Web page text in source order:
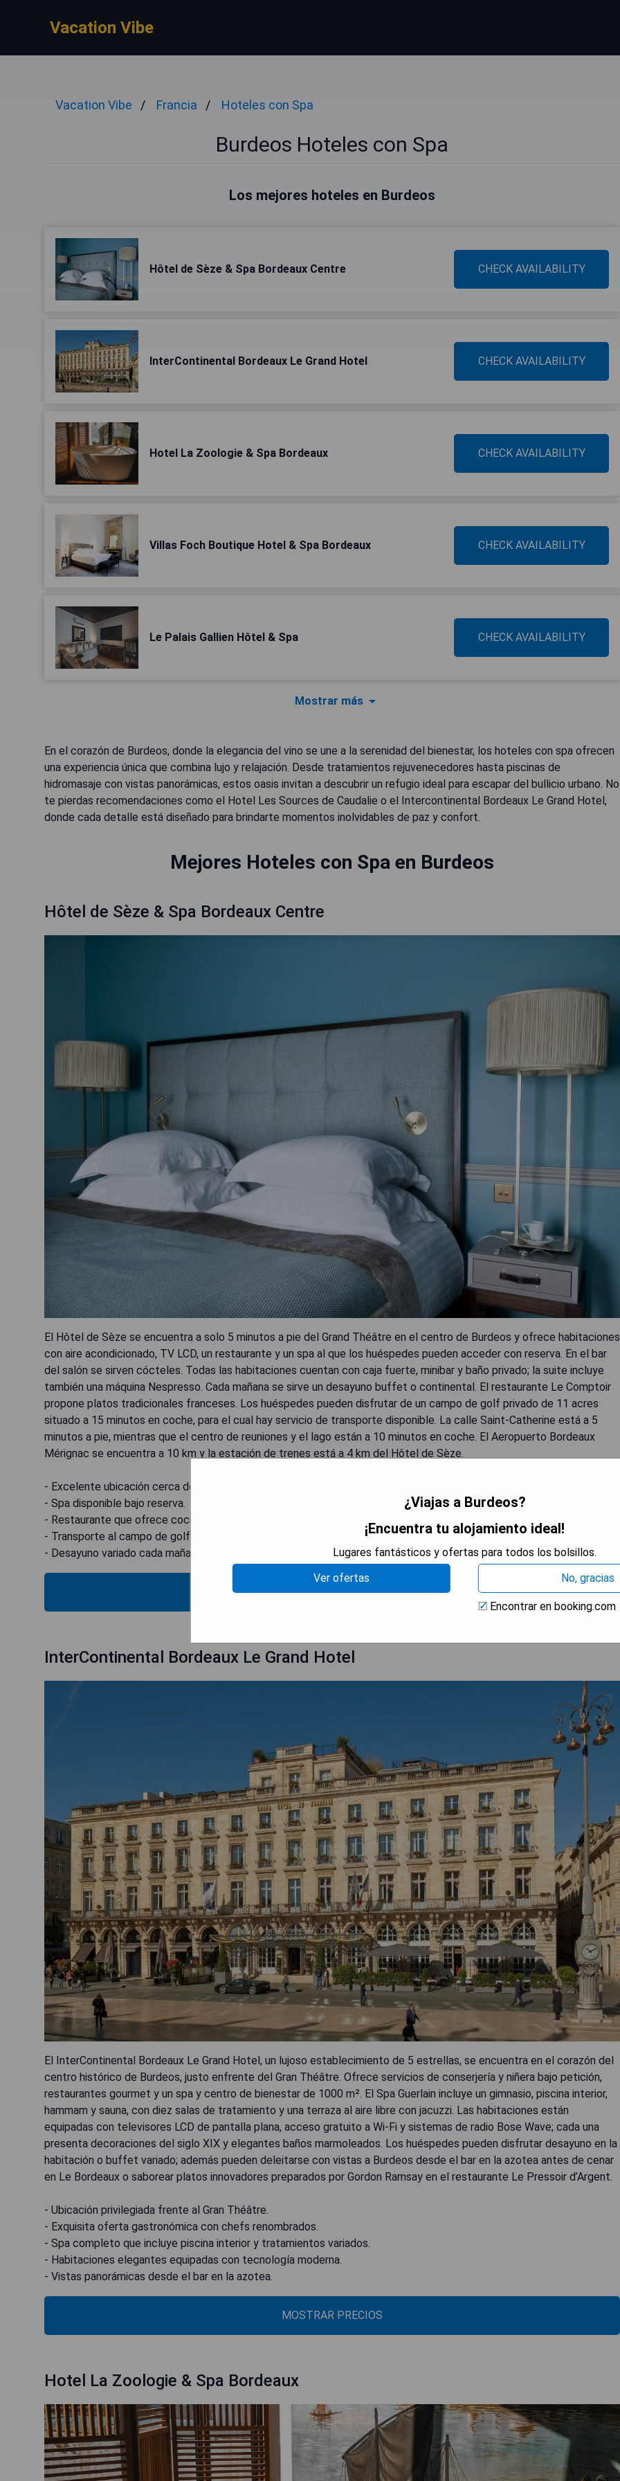
Vacation Vibe
Vacation Vibe Francia Hoteles con Spa
Burdeos Hoteles con Spa
Los mejores hoteles en Burdeos
Hôtel de Sèze & Spa Bordeaux Centre CHECK AVAILABILITY
InterContinental Bordeaux Le Grand Hotel CHECK AVAILABILITY
Hotel La Zoologie & Spa Bordeaux CHECK AVAILABILITY
Villas Foch Boutique Hotel & Spa Bordeaux CHECK AVAILABILITY
Le Palais Gallien Hôtel & Spa CHECK AVAILABILITY
Mostrar más
En el corazón de Burdeos, donde la elegancia del vino se une a la serenidad del bienestar, los hoteles con spa ofrecen
una experiencia única que combina lujo y relajación. Desde tratamientos rejuvenecedores hasta piscinas de
hidromasaje con vistas panorámicas, estos oasis invitan a descubrir un refugio ideal para escapar del bullicio urbano. No
te pierdas recomendaciones como el Hotel Les Sources de Caudalie o el Intercontinental Bordeaux Le Grand Hotel,
donde cada detalle está diseñado para brindarte momentos inolvidables de paz y confort.
Mejores Hoteles con Spa en Burdeos
Hôtel de Sèze & Spa Bordeaux Centre
El Hôtel de Sèze se encuentra a solo 5 minutos a pie del Grand Théâtre en el centro de Burdeos y ofrece habitaciones
con aire acondicionado, TV LCD, un restaurante y un spa al que los huéspedes pueden acceder con reserva. En el bar
del salón se sirven cócteles. Todas las habitaciones cuentan con caja fuerte, minibar y baño privado; la suite incluye
también una máquina Nespresso. Cada mañana se sirve un desayuno buffet o continental. El restaurante Le Comptoir
propone platos tradicionales franceses. Los huéspedes pueden disfrutar de un campo de golf privado de 11 acres
situado a 15 minutos en coche, para el cual hay servicio de transporte disponible. La calle Saint-Catherine está a 5
minutos a pie, mientras que el centro de reuniones y el lago están a 10 minutos en coche. El Aeropuerto Bordeaux
Mérignac se encuentra a 10 km y la estación de trenes está a 4 km del Hôtel de Sèze.
- Excelente ubicación cerca del Grand Théâtre.
- Spa disponible bajo reserva.
- Restaurante que ofrece cocina francesa tradicional.
- Transporte al campo de golf privado.
- Desayuno variado cada mañana.
MOSTRAR PRECIOS
InterContinental Bordeaux Le Grand Hotel
El InterContinental Bordeaux Le Grand Hotel, un lujoso establecimiento de 5 estrellas, se encuentra en el corazón del
centro histórico de Burdeos, justo enfrente del Gran Théâtre. Ofrece servicios de conserjería y niñera bajo petición,
restaurantes gourmet y un spa y centro de bienestar de 1000 m². El Spa Guerlain incluye un gimnasio, piscina interior,
hammam y sauna, con diez salas de tratamiento y una terraza al aire libre con jacuzzi. Las habitaciones están
equipadas con televisores LCD de pantalla plana, acceso gratuito a Wi-Fi y sistemas de radio Bose Wave; cada una
presenta decoraciones del siglo XIX y elegantes baños marmoleados. Los huéspedes pueden disfrutar desayuno en la
habitación o buffet variado; además pueden deleitarse con vistas a Burdeos desde el bar en la azotea antes de cenar
en Le Bordeaux o saborear platos innovadores preparados por Gordon Ramsay en el restaurante Le Pressoir d’Argent.
- Ubicación privilegiada frente al Gran Théâtre.
- Exquisita oferta gastronómica con chefs renombrados.
- Spa completo que incluye piscina interior y tratamientos variados.
- Habitaciones elegantes equipadas con tecnología moderna.
- Vistas panorámicas desde el bar en la azotea.
MOSTRAR PRECIOS
Hotel La Zoologie & Spa Bordeaux
¿Viajas a Burdeos?
¡Encuentra tu alojamiento ideal!
Lugares fantásticos y ofertas para todos los bolsillos.
Ver ofertas
No, gracias
Encontrar en booking.com